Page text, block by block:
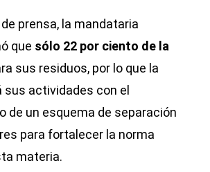
prensa, la mandataria
que sólo 22 por ciento de la
sus residuos, por lo que la
sus actividades con el
de un esquema de separación
para fortalecer la norma
materia.